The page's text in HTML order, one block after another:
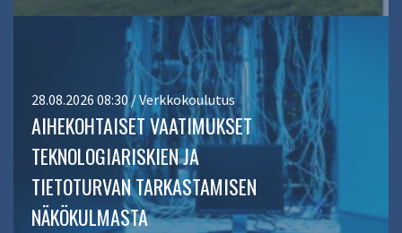
28.08.2026 08:30 / Verkkokoulutus
AIHEKOHTAISET VAATIMUKSET
TEKNOLOGIARISKIEN JA
TIETOTURVAN TARKASTAMISEN
NÄKÖKULMASTA